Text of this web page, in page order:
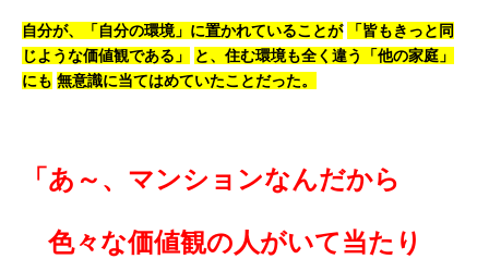
自分が、「自分の環境」に置かれていることが
「皆もきっと同
じような価値観である」
と、住む環境も全く違う「他の家庭」
にも 無意識に当てはめていたことだった。
「あ～、マンションなんだから
色々な価値観の人がいて当たり